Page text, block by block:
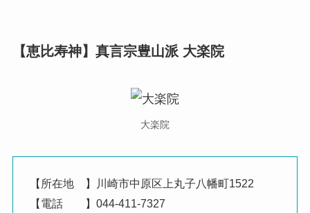
【恵比寿神】真言宗豊山派 大楽院
大楽院
【所在地 】川崎市中原区上丸子八幡町1522
【電話 】044-411-7327